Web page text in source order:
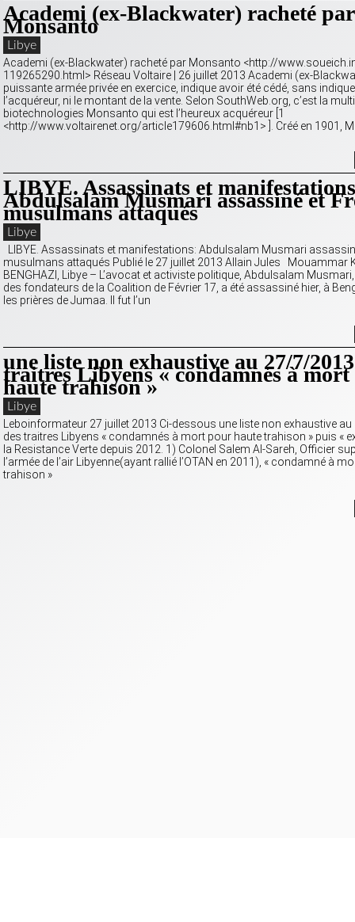
Academi (ex-Blackwater) racheté par
Monsanto
Libye
Academi (ex-Blackwater) racheté par Monsanto <http://
119265290.html> Réseau Voltaire | 26 juillet 2013 Academi (ex-
puissante armée privée en exercice, indique avoir été cédé, sans
l’acquéreur, ni le montant de la vente. Selon SouthWeb.org, c’est la
biotechnologies Monsanto qui est l’heureux acquéreur [1
<http://www.voltairenet.org/article179606.html#nb1> ]. Créé en 1901,
LIBYE. Assassinats et
Abdulsalam Musmari assassiné et
musulmans attaqués
Libye
LIBYE. Assassinats et manifestations: Abdulsalam Musmari
musulmans attaqués Publié le 27 juillet 2013 Allain Jules Mouammar
BENGHAZI, Libye – L’avocat et activiste politique, Abdulsalam
des fondateurs de la Coalition de Février 17, a été assassiné hier, à
les prières de Jumaa. Il fut l’un
une liste non exhaustive au 27/7/
traitres Libyens « condamnés à
haute trahison »
Libye
Leboinformateur 27 juillet 2013 Ci-dessous une liste non exhaustive
des traitres Libyens « condamnés à mort pour haute trahison » puis «
la Resistance Verte depuis 2012. 1) Colonel Salem Al-Sareh, Officier
l’armée de l’air Libyenne(ayant rallié l’OTAN en 2011), « condamné à
trahison »